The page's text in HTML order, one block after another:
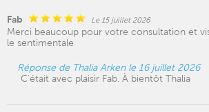
Fab Le 15 juillet 2026
Merci beaucoup pour votre consultation et
le sentimentale
Réponse de Thalia Arken le 16 juillet 2026
C’était avec plaisir Fab. À bientôt Thalia